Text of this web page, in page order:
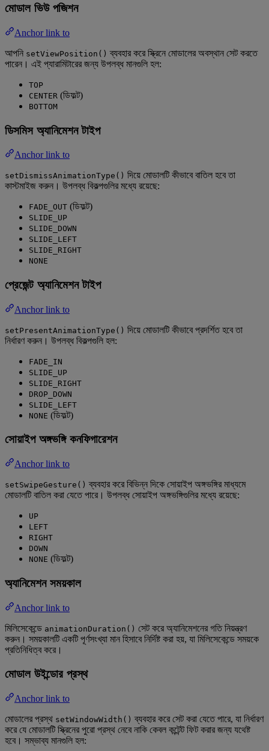
মোডাল ভিউ পজিশন
Anchor link to
আপনি setViewPosition() ব্যবহার করে স্ক্রিনে মোডালের অবস্থান সেট করতে
পারেন। এই প্যারামিটারের জন্য উপলব্ধ মানগুলি হল:
TOP
CENTER (ডিফল্ট)
BOTTOM
ডিসমিস অ্যানিমেশন টাইপ
Anchor link to
setDismissAnimationType() দিয়ে মোডালটি কীভাবে বাতিল হবে তা
কাস্টমাইজ করুন। উপলব্ধ বিকল্পগুলির মধ্যে রয়েছে:
FADE_OUT (ডিফল্ট)
SLIDE_UP
SLIDE_DOWN
SLIDE_LEFT
SLIDE_RIGHT
NONE
প্রেজেন্ট অ্যানিমেশন টাইপ
Anchor link to
setPresentAnimationType() দিয়ে মোডালটি কীভাবে প্রদর্শিত হবে তা
নির্ধারণ করুন। উপলব্ধ বিকল্পগুলি হল:
FADE_IN
SLIDE_UP
SLIDE_RIGHT
DROP_DOWN
SLIDE_LEFT
NONE (ডিফল্ট)
সোয়াইপ অঙ্গভঙ্গি কনফিগারেশন
Anchor link to
setSwipeGesture() ব্যবহার করে বিভিন্ন দিকে সোয়াইপ অঙ্গভঙ্গির মাধ্যমে
মোডালটি বাতিল করা যেতে পারে। উপলব্ধ সোয়াইপ অঙ্গভঙ্গিগুলির মধ্যে রয়েছে:
UP
LEFT
RIGHT
DOWN
NONE (ডিফল্ট)
অ্যানিমেশন সময়কাল
Anchor link to
মিলিসেকেন্ডে animationDuration() সেট করে অ্যানিমেশনের গতি নিয়ন্ত্রণ
করুন। সময়কালটি একটি পূর্ণসংখ্যা মান হিসাবে নির্দিষ্ট করা হয়, যা মিলিসেকেন্ডে সময়কে
প্রতিনিধিত্ব করে।
মোডাল উইন্ডোর প্রস্থ
Anchor link to
মোডালের প্রস্থ setWindowWidth() ব্যবহার করে সেট করা যেতে পারে, যা নির্ধারণ
করে যে মোডালটি স্ক্রিনের পুরো প্রস্থ নেবে নাকি কেবল কন্টেন্ট ফিট করার জন্য যথেষ্ট
হবে। সম্ভাব্য মানগুলি হল: